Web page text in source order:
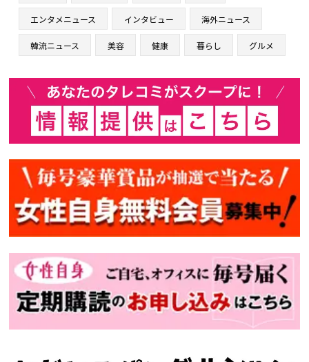
エンタメニュース インタビュー 海外ニュース
韓流ニュース 美容 健康 暮らし グルメ